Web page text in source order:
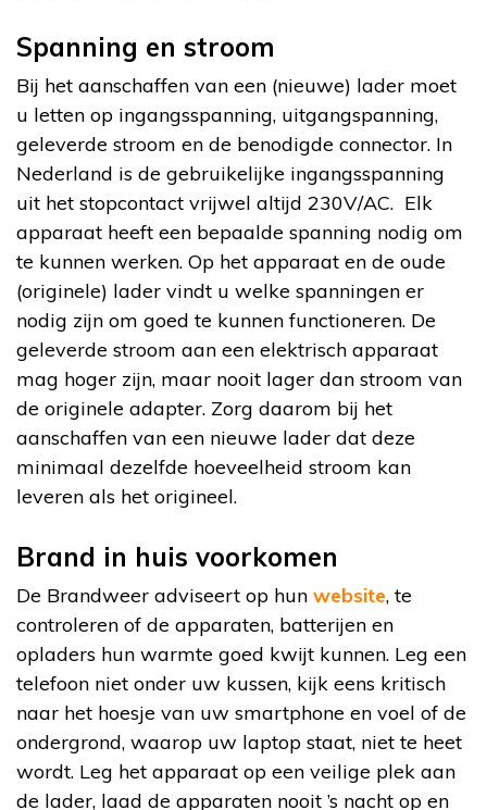
Spanning en stroom
Bij het aanschaffen van een (nieuwe) lader moet
u letten op ingangsspanning, uitgangspanning,
geleverde stroom en de benodigde connector. In
Nederland is de gebruikelijke ingangsspanning
uit het stopcontact vrijwel altijd 230V/AC. Elk
apparaat heeft een bepaalde spanning nodig om
te kunnen werken. Op het apparaat en de oude
(originele) lader vindt u welke spanningen er
nodig zijn om goed te kunnen functioneren. De
geleverde stroom aan een elektrisch apparaat
mag hoger zijn, maar nooit lager dan stroom van
de originele adapter. Zorg daarom bij het
aanschaffen van een nieuwe lader dat deze
minimaal dezelfde hoeveelheid stroom kan
leveren als het origineel.
Brand in huis voorkomen
De Brandweer adviseert op hun website, te
controleren of de apparaten, batterijen en
opladers hun warmte goed kwijt kunnen. Leg een
telefoon niet onder uw kussen, kijk eens kritisch
naar het hoesje van uw smartphone en voel of de
ondergrond, waarop uw laptop staat, niet te heet
wordt. Leg het apparaat op een veilige plek aan
de lader, laad de apparaten nooit ’s nacht op en